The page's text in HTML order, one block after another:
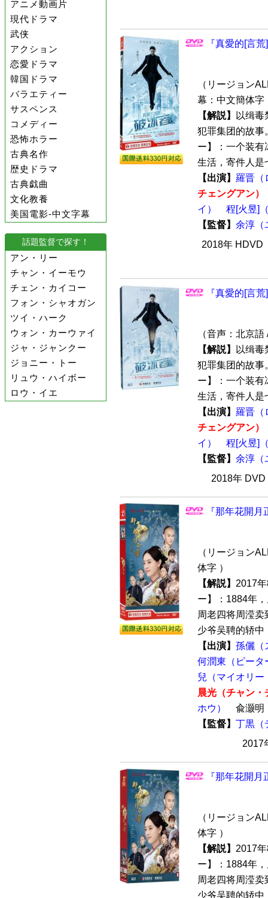
アニメ動画片
現代ドラマ
武侠
アクション
恋愛ドラマ
韓国ドラマ
バラエティー
サスペンス
コメディー
恐怖ホラー
古典名作
歴史ドラマ
古典戯曲
文化教養
美国電影-中文字幕
話題監督で探す！
アン・リー
チャン・イーモウ
チェン・カイコー
フォン・シャオガン
ツイ・ハーク
ウォン・カーウァイ
ジャ・ジャンクー
ジョニー・トー
リュウ・ハイボー
ロウ・イエ
『真愛的[言
（リージョン
幕：中文簡体字
【解説】
以缉
犯罪集团的故事
ー】：一个装有
生活，寄件人是
【出演】 羅晋（
チェングアン）
イ）
程[火昱]
【監督】 余淳（
2018年 HDVD
『真愛的[言
（音声：北京
【解説】
以缉
犯罪集团的故事
ー】：一个装有
生活，寄件人是
【出演】 羅晋（
チェングアン）
イ）
程[火昱]
【監督】 余淳（
2018年
『那年花開
（リージョン
体字 ）
【解説】 2017
ー】：1884年
周老四将周滢
少爷吴聘的轿中
【出演】 孫儷（
何潤東（ピータ
兒（マイオリー
晨光（チャン
ホウ）
兪灏
【監督】 丁黒（
2017
『那年花開
（リージョン
体字 ）
【解説】 2017
ー】：1884年
周老四将周滢卖
少爷吴聘的轿中